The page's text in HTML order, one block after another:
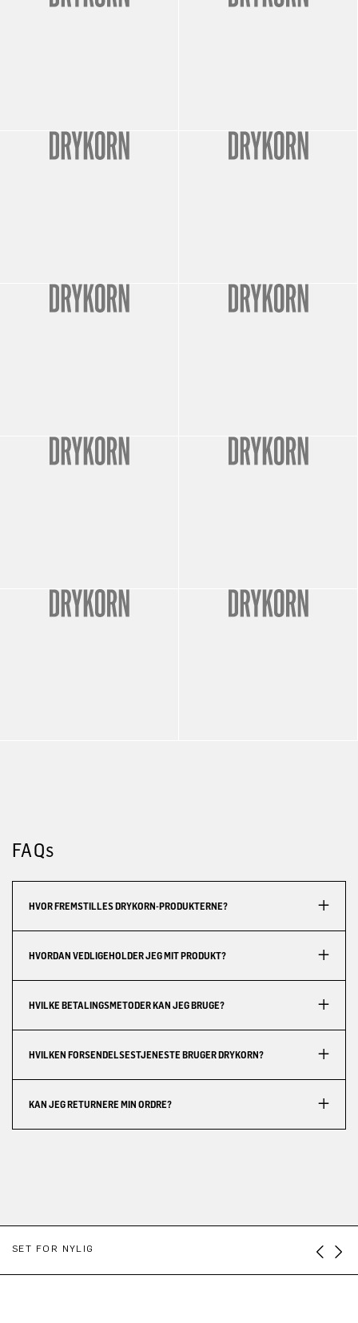
FAQs
HVOR FREMSTILLES DRYKORN-PRODUKTERNE?
HVORDAN VEDLIGEHOLDER JEG MIT PRODUKT?
HVILKE BETALINGSMETODER KAN JEG BRUGE?
HVILKEN FORSENDELSESTJENESTE BRUGER DRYKORN?
KAN JEG RETURNERE MIN ORDRE?
SET FOR NYLIG